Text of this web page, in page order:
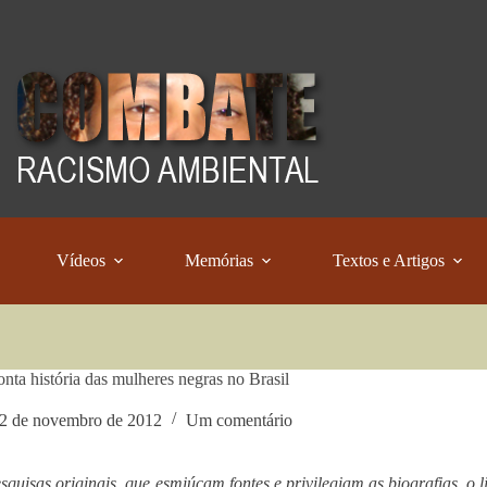
Vídeos Memórias Textos e Artigos
história das mulheres negras no Brasil
de novembro de 2012 Um comentário
originais, que esmiúçam fontes e privilegiam as biografias, o